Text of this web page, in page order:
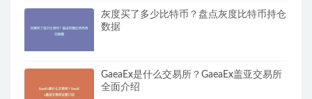
灰度买了多少比特币？盘点灰度比特币持仓
数据
GaeaEx是什么交易所？GaeaEx盖亚交易所
全面介绍